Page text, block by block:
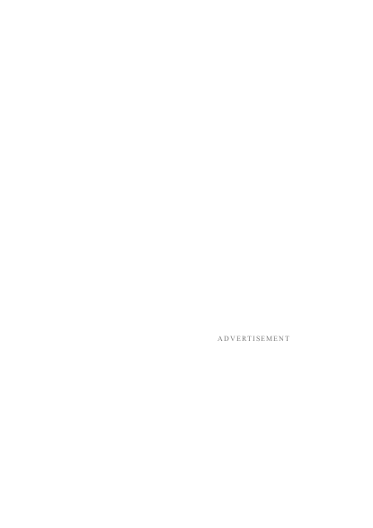
ADVERTISEMENT